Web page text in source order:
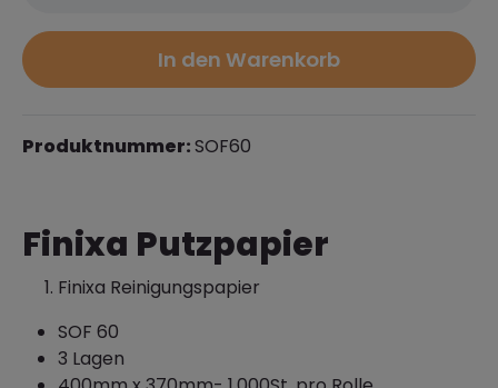
In den Warenkorb
Produktnummer:SOF60
Finixa Putzpapier
Finixa Reinigungspapier
SOF 60
3 Lagen